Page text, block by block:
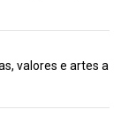
valores e artes a